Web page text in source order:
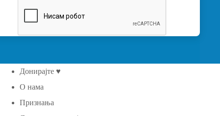
Донирајте ♥
О нама
Признања